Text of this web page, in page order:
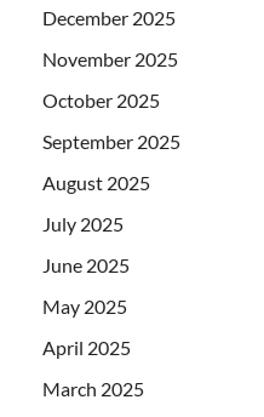
December 2025
November 2025
October 2025
September 2025
August 2025
July 2025
June 2025
May 2025
April 2025
March 2025